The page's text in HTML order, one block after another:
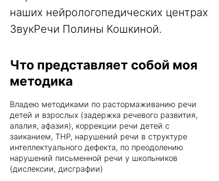
наших нейрологопедических центрах
ЗвукРечи Полины Кошкиной.
Что представляет собой моя
методика
Владею методиками по растормаживанию речи
детей и взрослых (задержка речевого развития,
алалия, афазия), коррекции речи детей с
заиканием, ТНР, нарушений речи в структуре
интеллектуального дефекта, по преодолению
нарушений письменной речи у школьников
(дислексии, дисграфии)